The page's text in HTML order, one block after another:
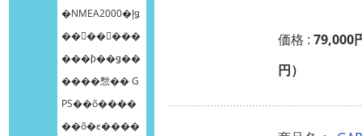
�NMEA2000�إǥ
��󥰥��󥵡���
���ƥ��ǥ��
����㥹�� G
PS��õ����
��õ�ε����
価格 : 79,000
円）